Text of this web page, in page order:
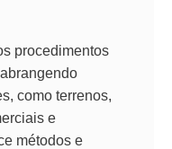
procedimentos
como terrenos,
e
métodos e